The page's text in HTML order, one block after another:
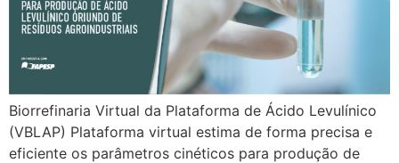
Biorrefinaria Virtual da Plataforma de Ácido Levulínico
(VBLAP) Plataforma virtual estima de forma precisa e
eficiente os parâmetros cinéticos para produção de